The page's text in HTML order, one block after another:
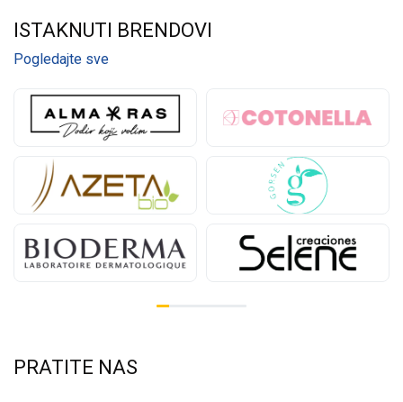
ISTAKNUTI BRENDOVI
Pogledajte sve
PRATITE NAS